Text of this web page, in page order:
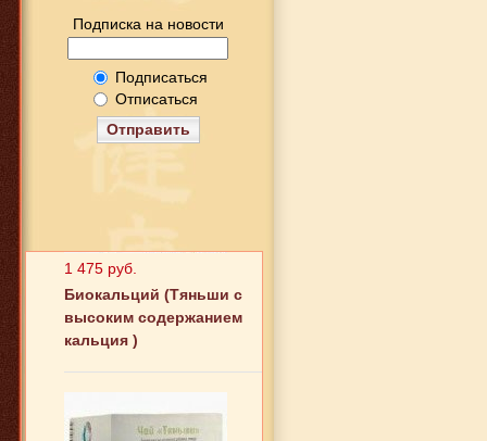
Подписка на новости
Подписаться
Отписаться
Отправить
1 475 руб.
Биокальций (Тяньши с
высоким содержанием
кальция )